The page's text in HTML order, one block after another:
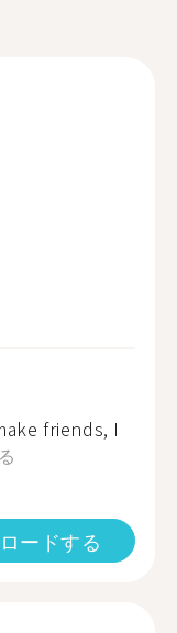
friends, I
ードする